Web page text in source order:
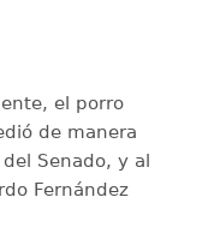
el porro
de manera
Senado, y al
Fernández